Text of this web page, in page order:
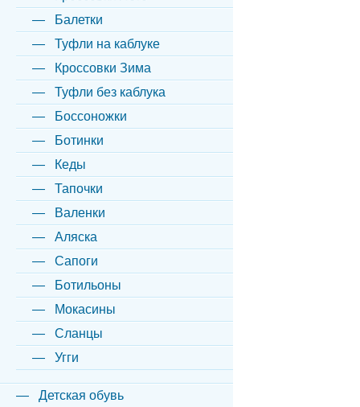
Балетки
Туфли на каблуке
Кроссовки Зима
Туфли без каблука
Боссоножки
Ботинки
Кеды
Тапочки
Валенки
Аляска
Сапоги
Ботильоны
Мокасины
Сланцы
Угги
Детская обувь